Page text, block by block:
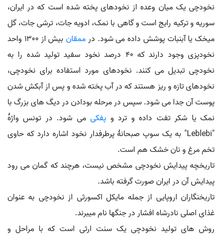
نخودچی یک میان وعده از نخودهای پخته شده است که در ایران،
سوریه و ترکیه رایج است و گاهی با نمک، ادویه جات، ترشی جات، گل
میخک یا آبنبات پوشش داده می شود. در ممقان
بیش از ۱۳۰۰ واحد
نخودپزی وجود دارند که ۴۰ درصد نخود سفید تولید شده را به
نخودچی تبدیل می کنند. نخودهای مورد استفاده برای نخودچی،
نخودهای تازه و ریز هستند که در آب پخته شده و پس از آبکش شدن
پوست آن جدا می شود. سپس در مرحله بودادن در دیگ های بزرگ با
نمک یا شکر تفت داده و ترد و پفکیمی شود. در تونس واژهٔ
"Leblebi" به یک سوپ صبحانهٔ پرطرفدار نخود اشاره دارد که حاوی
تخم مرغ و نان خشک هم است.
تاریخچه پیدایش نخودچی مشخص نیست، هرچند که گمان می رود
پیدایش آن در ایران صورت گرفته باشد.
تاریخنگاران اروپایی از جمله مایکل اکسورثی از نخودچی به عنوان
غذای اصلی نادرشاه افشار در جنگها نام میبرند.
روش های تولید نخودچی یک سنت ارثی است که با مراحل و